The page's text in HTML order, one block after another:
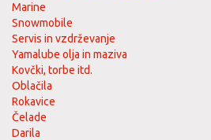
Marine
Snowmobile
Servis in vzdrževanje
Yamalube olja in maziva
Kovčki, torbe itd.
Oblačila
Rokavice
Čelade
Darila